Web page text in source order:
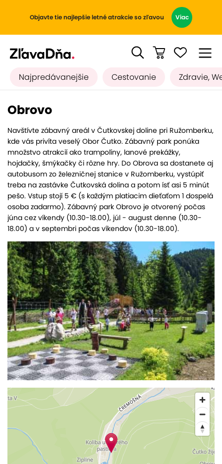
Objavte tie najlepšie letné atrakcie so zľavou Viac
Najpredávanejšie Cestovanie Zdravie,
Obrovo
Navštívte zábavný areál v Čutkovskej doline pri Ružomberku,
kde vás privíta veselý Obor Čutko. Zábavný park ponúka
množstvo atrakcií ako trampolíny, lanové prekážky,
hojdačky, šmýkačky či rôzne hry. Do Obrova sa dostanete aj
autobusom zo železničnej stanice v Ružomberku, vystúpiť
treba na zastávke Čutkovská dolina a potom ísť asi 5 minút
pešo. Vstup stojí 5 € (s každým platiacim dieťaťom 1 dospelá
osoba zadarmo). Zábavný park Obrovo je otvorený počas
júna cez víkendy (10.30-18.00), júl - august denne (10.30-
18.00) a v septembri počas víkendov (10.30-18.00).